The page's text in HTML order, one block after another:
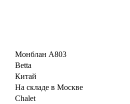
Монблан A803
Betta
Китай
На складе в Москве
Chalet